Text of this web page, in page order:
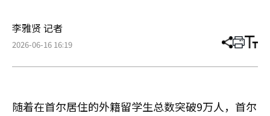
李雅贤 记者
2026-06-16 16:19 分
章
打 调
小
随着在首尔居住的外籍留学生总数突破9万人，首尔